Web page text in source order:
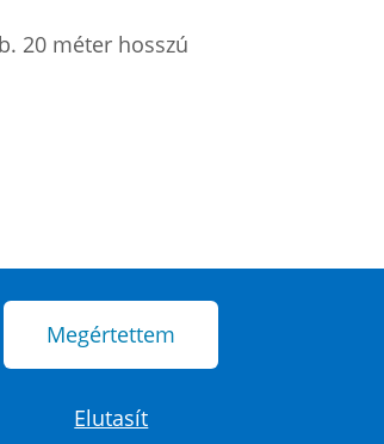
20 méter hosszú
Megértettem
Elutasít